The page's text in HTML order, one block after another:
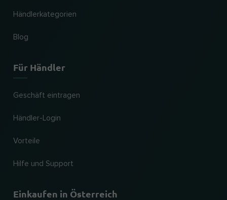
Händlerkategorien
Blog
Für Händler
Geschäft eintragen
Händler-Login
Vorteile
Hilfe und Support
Einkaufen in Österreich